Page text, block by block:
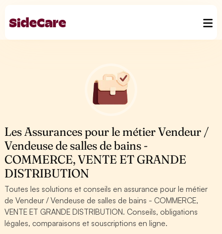
Les Assurances pour le métier Vendeur /
Vendeuse de salles de bains -
COMMERCE, VENTE ET GRANDE
DISTRIBUTION
Toutes les solutions et conseils en assurance pour le métier
de Vendeur / Vendeuse de salles de bains - COMMERCE,
VENTE ET GRANDE DISTRIBUTION. Conseils, obligations
légales, comparaisons et souscriptions en ligne.